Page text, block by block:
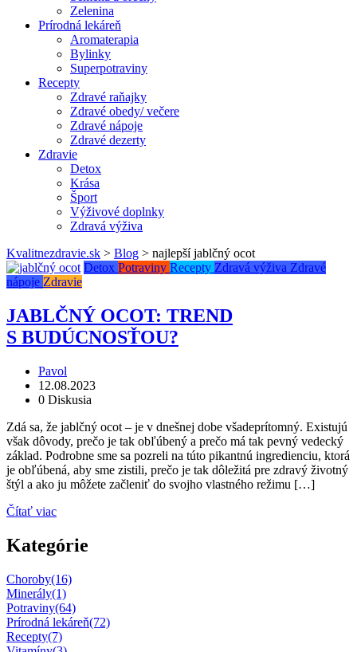
Zelenina
Prírodná lekáreň
Aromaterapia
Bylinky
Superpotraviny
Recepty
Zdravé raňajky
Zdravé obedy/ večere
Zdravé nápoje
Zdravé dezerty
Zdravie
Detox
Krása
Šport
Výživové doplnky
Zdravá výživa
Kvalitnezdravie.sk > Blog > najlepší jablčný ocot
Detox Potraviny Recepty Zdravá výživa Zdravé
nápoje Zdravie
JABLČNÝ OCOT: TREND
S BUDÚCNOSŤOU?
Pavol
12.08.2023
0 Diskusia
Zdá sa, že jablčný ocot – je v dnešnej dobe všadeprítomný. Existujú
však dôvody, prečo je tak obľúbený a prečo má tak pevný vedecký
základ. Podrobne sme sa pozreli na túto pikantnú ingredienciu, ktorá
je obľúbená, aby sme zistili, prečo je tak dôležitá pre zdravý životný
štýl a ako ju môžete začleniť do svojho vlastného režimu […]
Čítať viac
Kategórie
Choroby(16)
Minerály(1)
Potraviny(64)
Prírodná lekáreň(72)
Recepty(7)